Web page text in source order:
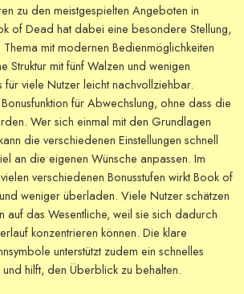
zu den meistgespielten Angeboten in
of Dead hat dabei eine besondere Stellung,
Thema mit modernen Bedienmöglichkeiten
Struktur mit fünf Walzen und wenigen
für viele Nutzer leicht nachvollziehbar.
für Abwechslung, ohne dass die
Wer sich einmal mit den Grundlagen
die verschiedenen Einstellungen schnell
an die eigenen Wünsche anpassen. Im
verschiedenen Bonusstufen wirkt Book of
weniger überladen. Viele Nutzer schätzen
auf das Wesentliche, weil sie sich dadurch
konzentrieren können. Die klare
unterstützt zudem ein schnelles
hilft, den Überblick zu behalten.